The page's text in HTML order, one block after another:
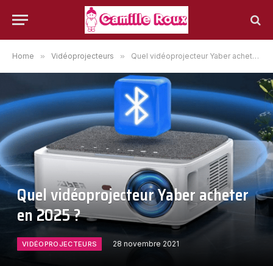
Home » Vidéoprojecteurs » Quel vidéoprojecteur Yaber acheter en 2025 ?
Quel vidéoprojecteur Yaber acheter
en 2025 ?
VIDÉOPROJECTEURS 28 novembre 2021